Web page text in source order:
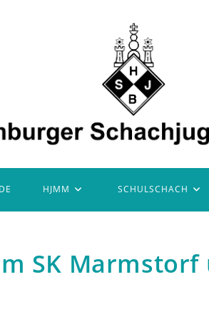
HJMM SCHULSCHACH
SK Marmstorf